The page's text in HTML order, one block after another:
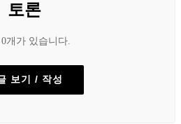
토론
개가 있습니다.
보기 / 작성